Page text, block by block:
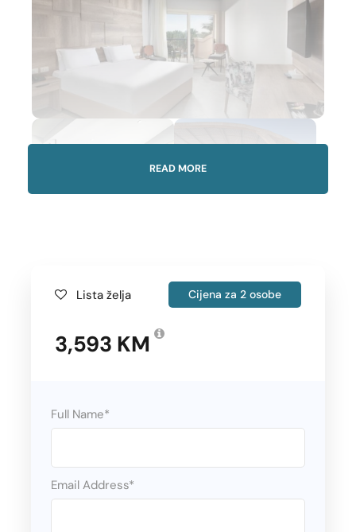
Lista želja Cijena za 2 osobe
3,593 KM
Full Name*
Email Address*
Polasci
April
READ MORE